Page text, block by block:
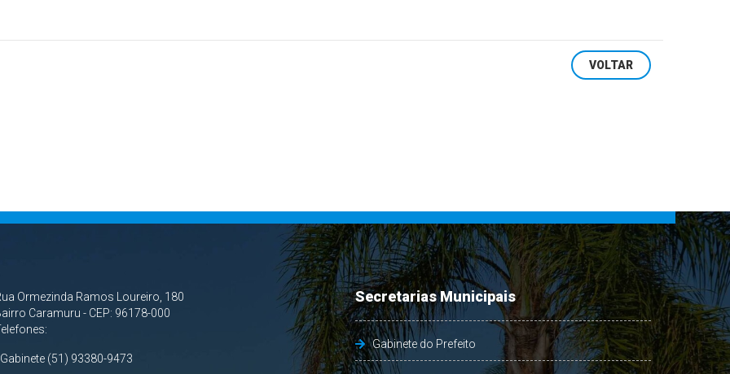
VOLTAR
Ormezinda Ramos Loureiro, 180
Caramuru - CEP: 96178-000
(51) 93380-9473
Secretarias Municipais
Gabinete do Prefeito